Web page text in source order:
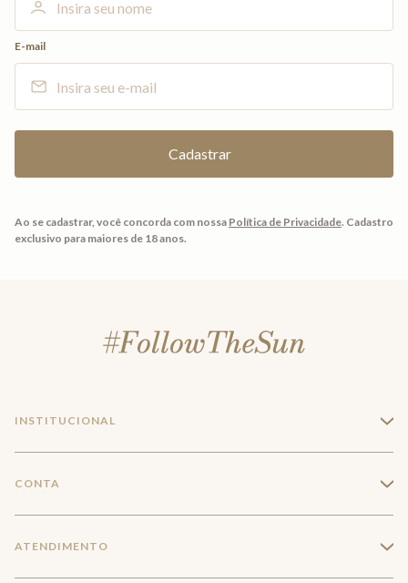
E-mail
Ao se cadastrar, você concorda com nossa Política de Privacidade. Cadastro
exclusivo para maiores de 18 anos.
INSTITUCIONAL +
Trabalhe conosco
CONTA +
ATENDIMENTO +